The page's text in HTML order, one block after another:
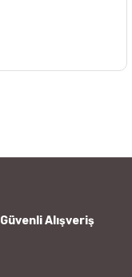
Güvenli Alışveriş